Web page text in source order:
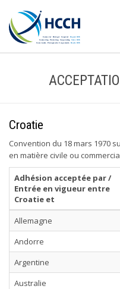
Croatie
Convention du 18 mars 1970
en matière civile ou
Adhésion acceptée par /
Entrée en vigueur entre
Croatie et
Allemagne
Andorre
Argentine
Australie